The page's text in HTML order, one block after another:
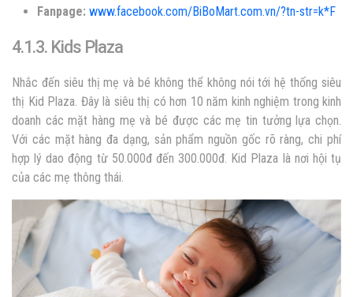
Fanpage: www.facebook.com/BiBoMart.com.vn/?tn-str=k*F
4.1.3. Kids Plaza
Nhắc đến siêu thị mẹ và bé không thể không nói tới hệ thống siêu
thị Kid Plaza. Đây là siêu thị có hơn 10 năm kinh nghiệm trong kinh
doanh các mặt hàng mẹ và bé được các mẹ tin tưởng lựa chọn.
Với các mặt hàng đa dạng, sản phẩm nguồn gốc rõ ràng, chi phí
hợp lý dao động từ 50.000đ đến 300.000đ. Kid Plaza là nơi hội tụ
của các mẹ thông thái.